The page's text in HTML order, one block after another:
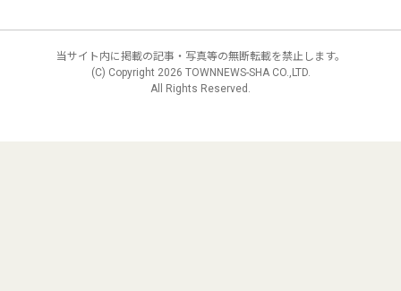
当サイト内に掲載の記事・写真等の無断転載を禁止します。
(C) Copyright 2026 TOWNNEWS-SHA CO.,LTD.
All Rights Reserved.